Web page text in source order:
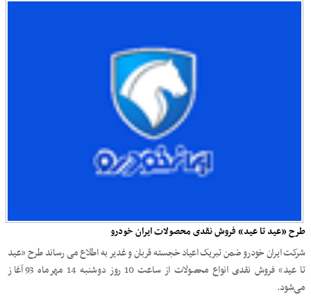
طرح «عید تا عید» فروش نقدی محصولات ایران خودرو
شرکت ایران خودرو ضمن تبریک اعیاد خجسته قربان و غدیر به اطلاع می رساند طرح «عید
تا عید» فروش نقدی انواع محصولات از ساعت 10 روز دوشنبه 14 مهرماه 93 آغاز
می‌شود.